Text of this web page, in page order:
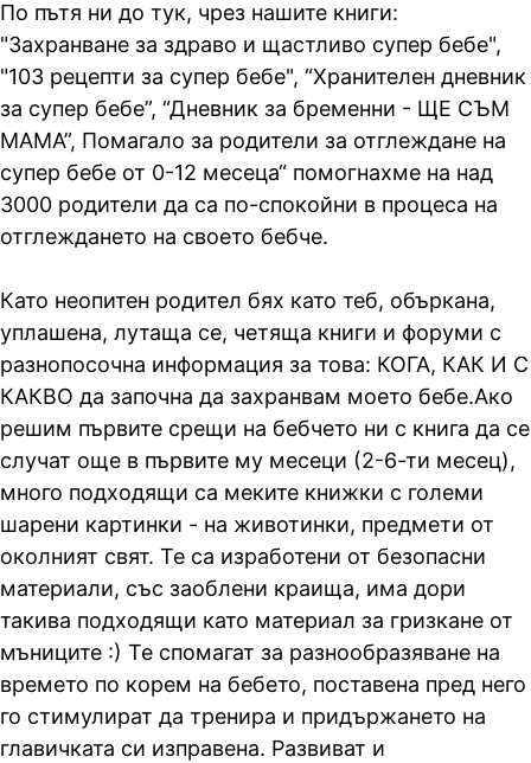
По пътя ни до тук, чрез нашите книги:
"Захранване за здраво и щастливо супер бебе",
"103 рецепти за супер бебе", “Хранителен дневник
за супер бебе”, “Дневник за бременни - ЩЕ СЪМ
МАМА”, Помагало за родители за отглеждане на
супер бебе от 0-12 месеца“ помогнахме на над
3000 родители да са по-спокойни в процеса на
отглеждането на своето бебче.
Като неопитен родител бях като теб, объркана,
уплашена, лутаща се, четяща книги и форуми с
разнопосочна информация за това: КОГА, КАК И С
КАКВО да започна да захранвам моето бебе.Ако
решим първите срещи на бебчето ни с книга да се
случат още в първите му месеци (2-6-ти месец),
много подходящи са меките книжки с големи
шарени картинки - на животинки, предмети от
околният свят. Те са изработени от безопасни
материали, със заоблени краища, има дори
такива подходящи като материал за гризкане от
мъниците :) Те спомагат за разнообразяване на
времето по корем на бебето, поставена пред него
го стимулират да тренира и придържането на
главичката си изправена. Развиват и